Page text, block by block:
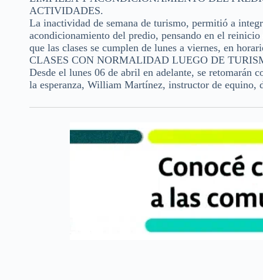
ACTIVIDADES.
La inactividad de semana de turismo, permitió a
acondicionamiento del predio, pensando en el
que las clases se cumplen de lunes a viernes, en
CLASES CON NORMALIDAD LUEGO DE
Desde el lunes 06 de abril en adelante, se retomarán
la esperanza, William Martínez, instructor de equino,